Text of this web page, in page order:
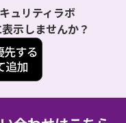
ュリティラボ
示しませんか？